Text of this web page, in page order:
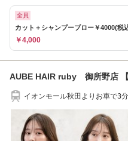
全員
カット＋シャンプーブロー￥4000(税
￥4,000
AUBE HAIR ruby 御所野店 【
イオンモール秋田よりお車で3分